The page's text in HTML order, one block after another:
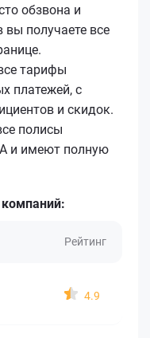
обзвона и
вы получаете все
тарифы
платежей, с
и скидок.
полисы
и имеют полную
компаний:
Рейтинг
4.9